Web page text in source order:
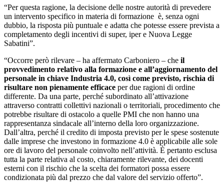
“Per questa ragione, la decisione delle nostre autorità di prevedere
un intervento specifico in materia di formazione è, senza ogni
dubbio, la risposta più puntuale e adatta che potesse essere prevista a
completamento degli incentivi di super, iper e Nuova Legge
Sabatini”.
“Occorre però rilevare – ha affermato Carboniero – che il
provvedimento relativo alla formazione e all’aggiornamento del
personale in chiave Industria 4.0, così come previsto, rischia di
risultare non pienamente efficace per due ragioni di ordine
differente. Da una parte, perché subordinato all’attivazione
attraverso contratti collettivi nazionali o territoriali, procedimento che
potrebbe risultare di ostacolo a quelle PMI che non hanno una
rappresentanza sindacale all’interno della loro organizzazione.
Dall’altra, perché il credito di imposta previsto per le spese sostenute
dalle imprese che investono in formazione 4.0 è applicabile alle sole
ore di lavoro del personale coinvolto nell’attività. È pertanto esclusa
tutta la parte relativa al costo, chiaramente rilevante, dei docenti
esterni con il rischio che la scelta dei formatori possa essere
condizionata più dal prezzo che dal valore del servizio offerto”.